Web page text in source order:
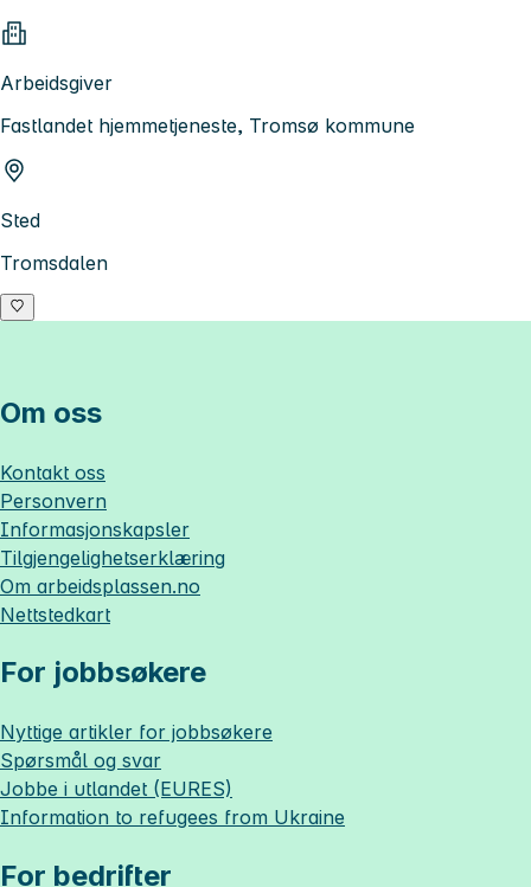
Arbeidsgiver
Fastlandet hjemmetjeneste, Tromsø kommune
Sted
Tromsdalen
Om oss
Kontakt oss
Personvern
Informasjonskapsler
Tilgjengelighetserklæring
Om arbeidsplassen.no
Nettstedkart
For jobbsøkere
Nyttige artikler for jobbsøkere
Spørsmål og svar
Jobbe i utlandet (EURES)
Information to refugees from Ukraine
For bedrifter